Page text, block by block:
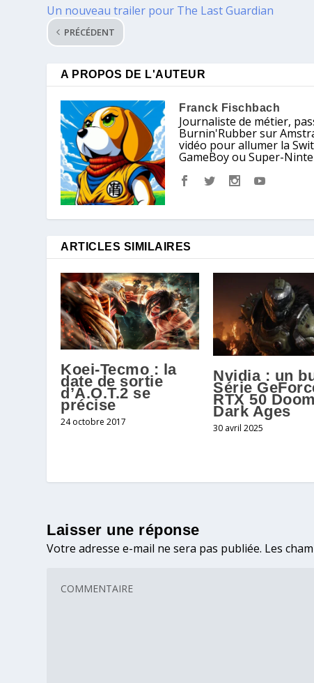
Un nouveau trailer pour The Last Guardian
PRÉCÉDENT
A PROPOS DE L'AUTEUR
Franck Fischbach
Journaliste de métier,
Burnin'Rubber sur
vidéo pour allumer la
GameBoy ou Super-
ARTICLES SIMILAIRES
Koei-Tecmo : la
date de sortie
d’A.O.T.2 se
précise
24 octobre 2017
Nvidia : un
Série
RTX 50
Dark Ages
30 avril 2025
Laisser une réponse
Votre adresse e-mail ne sera pas publiée. Les